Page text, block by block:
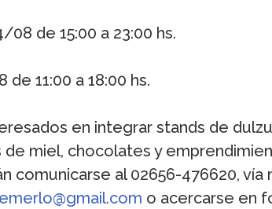
08 de 15:00 a 23:00 hs.
de 11:00 a 18:00 hs.
en integrar stands de
miel, chocolates y
comunicarse al 02656-476620, vía
o acercarse en